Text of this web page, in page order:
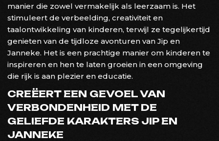
manier die zowel vermakelijk als leerzaam is. Het
stimuleert de verbeelding, creativiteit en
taalontwikkeling van kinderen, terwijl ze tegelijkertijd
genieten van de tijdloze avonturen van Jip en
Janneke. Het is een prachtige manier om kinderen te
inspireren en hen te laten groeien in een omgeving
die rijk is aan plezier en educatie.
CREËERT EEN GEVOEL VAN
VERBONDENHEID MET DE
GELIEFDE KARAKTERS JIP EN
JANNEKE